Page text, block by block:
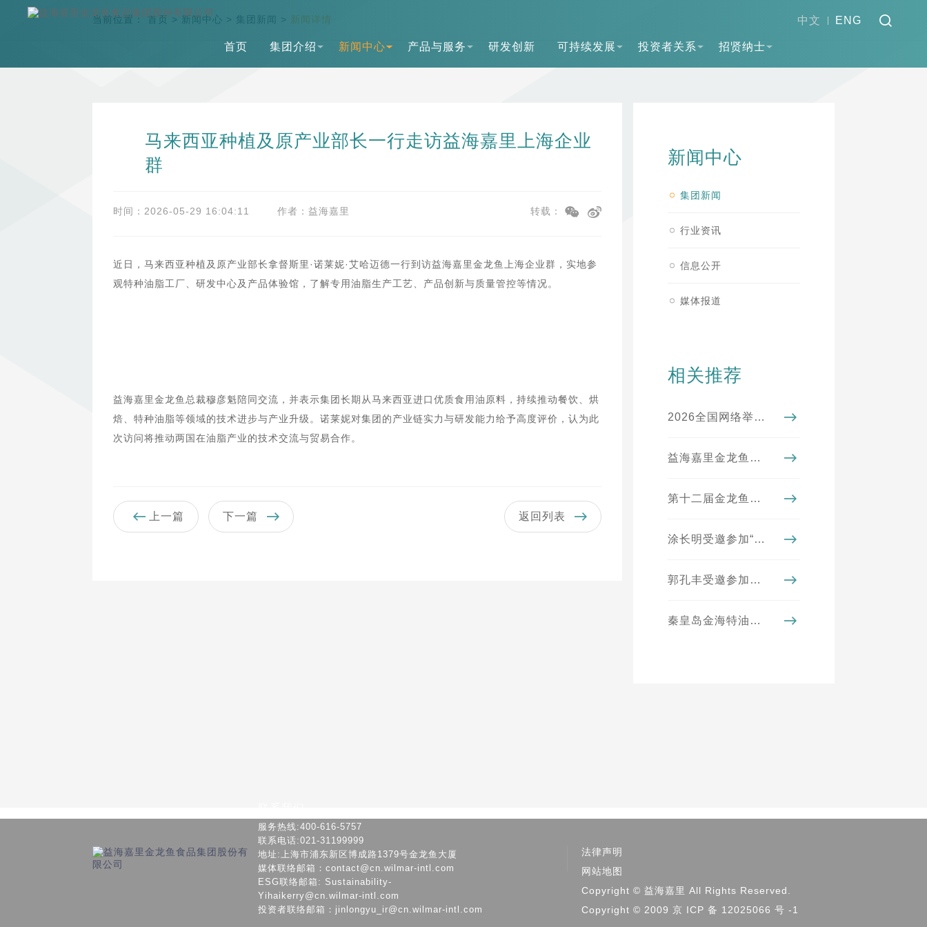
中文 ENG
首页 集团介绍 新闻中心 产品与服务 研发创新 可持续发展 投资者关系 招贤纳士
当前位置：首页 > 新闻中心 > 集团新闻 > 新闻详情
马来西亚种植及原产业部长一行走访益海嘉里上海企业
群
时间：2026-05-29 16:04:11 作者：益海嘉里 转载：
近日，马来西亚种植及原产业部长拿督斯里·诺莱妮·艾哈迈德一行到访益海嘉里金龙鱼上海企业群，实地参
观特种油脂工厂、研发中心及产品体验馆，了解专用油脂生产工艺、产品创新与质量管控等情况。
益海嘉里金龙鱼总裁穆彦魁陪同交流，并表示集团长期从马来西亚进口优质食用油原料，持续推动餐饮、烘
焙、特种油脂等领域的技术进步与产业升级。诺莱妮对集团的产业链实力与研发能力给予高度评价，认为此
次访问将推动两国在油脂产业的技术交流与贸易合作。
上一篇 下一篇 返回列表
新闻中心
集团新闻
行业资讯
信息公开
媒体报道
相关推荐
2026全国网络举报系列宣传活动（湖北站）走进益海嘉里金龙鱼
益海嘉里金龙鱼母公司排名《财富》世界500强第195位
第十二届金龙鱼外婆乡小榨菜籽油菜花节圆满收官
涂长明受邀参加“第四届海峡两岸乡村振兴与共同富裕论坛”
郭孔丰受邀参加第十一届世界华侨华人社团联谊大会
秦皇岛金海特油工厂——DAG甘油二酯油成功获得碳中和认证
服务热线:400-616-5757
联系电话:021-31199999
地址:上海市浦东新区博成路1379号金龙鱼大厦
媒体联络邮箱：contact@cn.wilmar-intl.com
ESG联络邮箱: Sustainability-
Yihaikerry@cn.wilmar-intl.com
投资者联络邮箱：jinlongyu_ir@cn.wilmar-intl.com
法律声明
网站地图
Copyright © 益海嘉里 All Rights Reserved.
Copyright © 2009 京 ICP 备 12025066 号 -1